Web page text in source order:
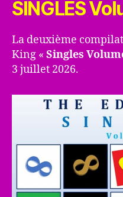
SINGLES
La deuxième
King « Singles
3 juillet 2026.